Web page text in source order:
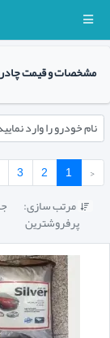
مشخصات و قیمت
نام خودرو را وارد
‹
1
2
3
 مرتب سازی:
پرفروشترین